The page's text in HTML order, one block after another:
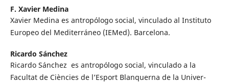
F. Xavier Medina
Xavier Medina es antropólogo social, vinculado al Instituto
Europeo del Mediterráneo (IEMed). Barcelona.
Ricardo Sánchez
Ricardo Sánchez es antropólogo social, vinculado a la
Facultat de Ciències de l’Esport Blanquerna de la Univer-